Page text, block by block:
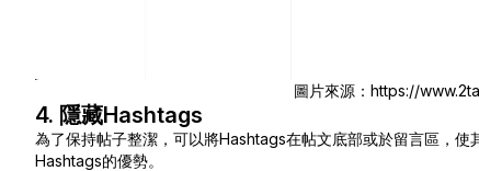
圖片來源：https://
4. 隱藏Hashtags
為了保持帖子整潔，可以將Hashtags在帖文底部或於留言區，
Hashtags的優勢。